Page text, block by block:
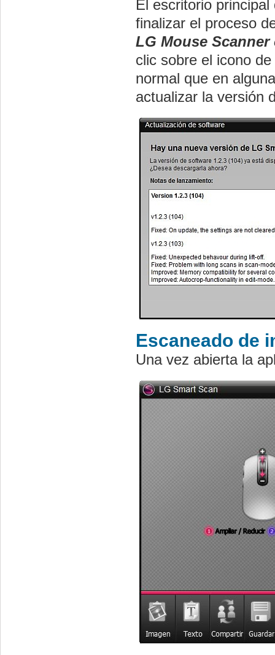
El escritorio
finalizar el proceso
LG Mouse
clic sobre el icono
normal que en
actualizar la versión
Escaneado de
Una vez abierta la